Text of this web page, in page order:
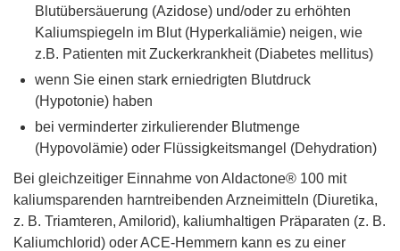
Blutübersäuerung (Azidose) und/oder zu erhöhten
Kaliumspiegeln im Blut (Hyperkaliämie) neigen, wie
z.B. Patienten mit Zuckerkrankheit (Diabetes mellitus)
wenn Sie einen stark erniedrigten Blutdruck
(Hypotonie) haben
bei verminderter zirkulierender Blutmenge
(Hypovolämie) oder Flüssigkeitsmangel (Dehydration)
Bei gleichzeitiger Einnahme von Aldactone® 100 mit
kaliumsparenden harntreibenden Arzneimitteln (Diuretika,
z. B. Triamteren, Amilorid), kaliumhaltigen Präparaten (z. B.
Kaliumchlorid) oder ACE-Hemmern kann es zu einer